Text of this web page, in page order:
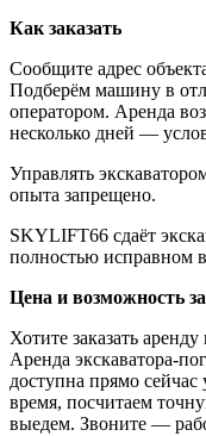
Как заказать
Сообщите адрес
Подберём машину в
оператором. Аренда
несколько дней —
Управлять
опыта запрещено.
SKYLIFT66 сдаёт
полностью исправном
Цена и возможность
Хотите заказать
Аренда экскаватора-
доступна прямо
время, посчитаем
выедем. Звоните —